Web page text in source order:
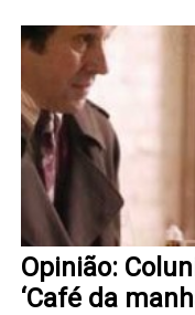
Opinião:
‘Café da